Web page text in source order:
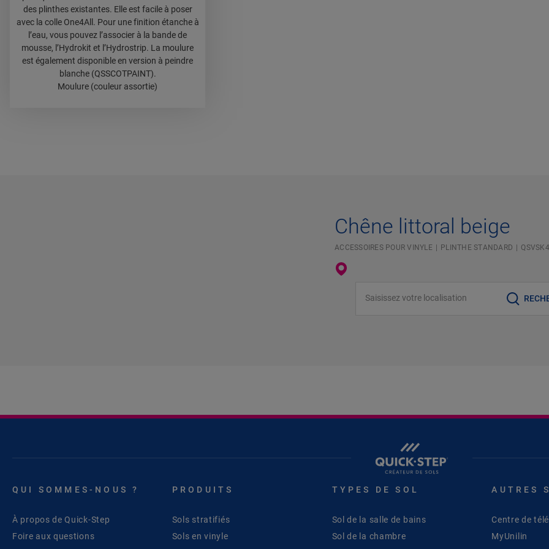
des plinthes existantes. Elle est facile à poser
avec la colle One4All. Pour une finition étanche à
l’eau, vous pouvez l’associer à la bande de
mousse, l’Hydrokit et l’Hydrostrip. La moulure
est également disponible en version à peindre
blanche (QSSCOTPAINT).
Moulure (couleur assortie)
Chêne littoral beige
ACCESSOIRES POUR VINYLE PLINTHE STANDARD
QUI SOMMES-NOUS ?
À propos de Quick-Step
Foire aux questions
PRODUITS
Sols stratifiés
Sols en vinyle
TYPES DE SOL
Sol de la salle de bains
Sol de la chambre
AUTRES
Centre de
MyUnilin